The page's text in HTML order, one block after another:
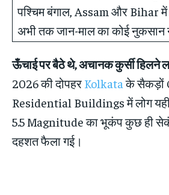
पश्चिम बंगाल, Assam और Bihar
अभी तक जान-माल का कोई नुकसान
ऊँचाई पर बैठे थे, अचानक कुर्सी हिलने
2026 की दोपहर Kolkata के सैकड़ों
Residential Buildings में लोग
5.5 Magnitude का भूकंप कुछ ही
दहशत फैला गई।